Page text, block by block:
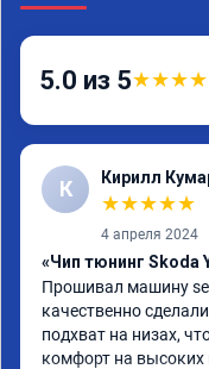
5.0 из 5★★★★
К Кирилл
★★★★★
4 апреля 2024
«Чип тюнинг Skoda
Прошивал машину
качественно
подхват на низах,
комфорт на высоких